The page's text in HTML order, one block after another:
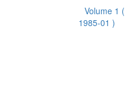
Volume 1 (
1985-01 )